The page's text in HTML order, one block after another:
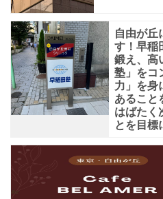
自由が丘
す！早稲
鍛え、高
塾」をコ
力」を身
あること
はばたく
とを目標